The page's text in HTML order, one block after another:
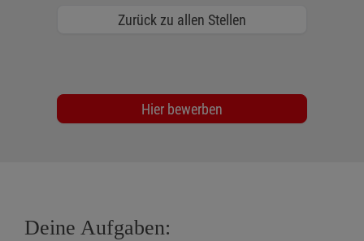
Zurück zu allen Stellen
Hier bewerben
Deine Aufgaben: